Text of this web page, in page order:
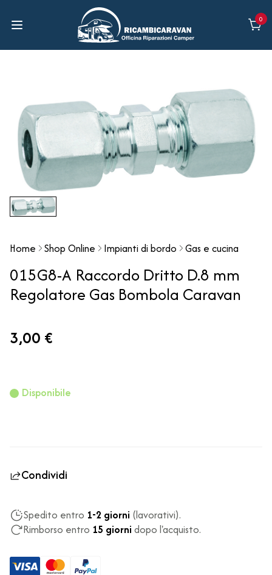
0
Home Shop Online Impianti di bordo Gas e cucina
015G8-A Raccordo Dritto D.8 mm
Regolatore Gas Bombola Caravan
3,00 €
Disponibile
Condividi
Spedito entro 1-2 giorni (lavorativi).
Rimborso entro 15 giorni dopo l'acquisto.